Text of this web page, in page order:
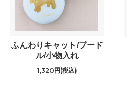
ふんわりキャット/プード
ル/小物入れ
1,320円(税込)